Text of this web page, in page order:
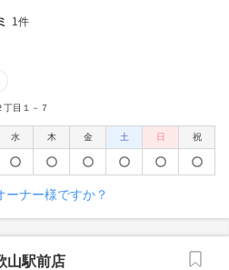
1件
丁目１－７
水 木 金 土 日 祝
ーナー様ですか？
山駅前店